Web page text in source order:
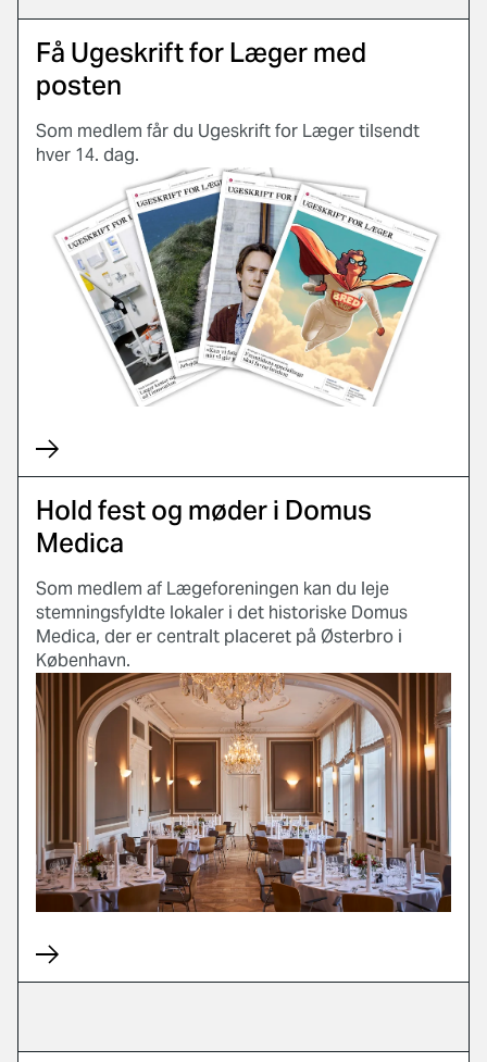
Få Ugeskrift for Læger med
posten
Som medlem får du Ugeskrift for Læger tilsendt
hver 14. dag.
Hold fest og møder i Domus
Medica
Som medlem af Lægeforeningen kan du leje
stemningsfyldte lokaler i det historiske Domus
Medica, der er centralt placeret på Østerbro i
København.